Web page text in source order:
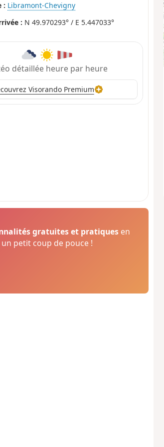
: Libramont-Chevigny
: N 49.970293° / E 5.447033°
détaillée heure par heure
Visorando Premium
gratuites et pratiques en
petit coup de pouce !